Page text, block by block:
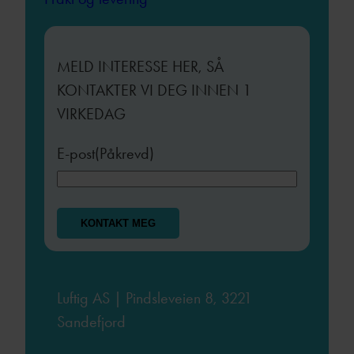
MELD INTERESSE HER, SÅ
KONTAKTER VI DEG INNEN 1
VIRKEDAG
E-post(Påkrevd)
Luftig AS | Pindsleveien 8, 3221
Sandefjord